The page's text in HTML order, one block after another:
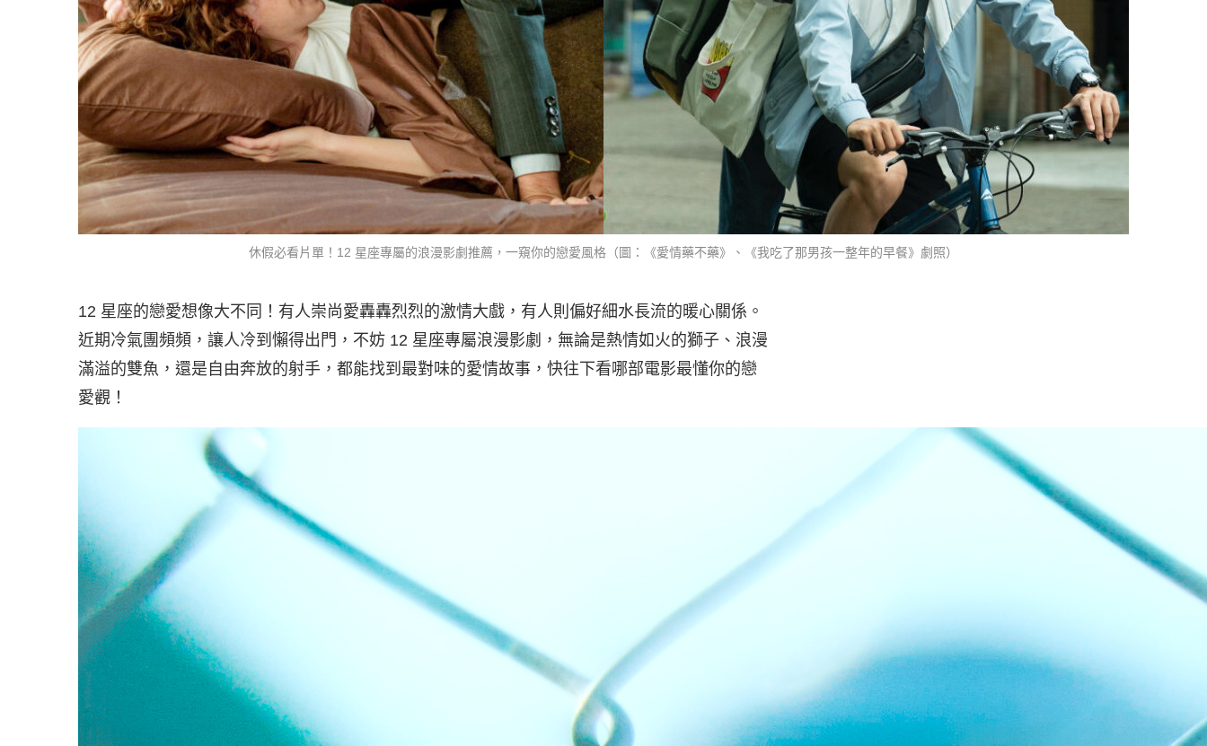
休假必看片單！12 星座專屬的浪漫影劇推薦，一窺你的戀愛風格（圖：《愛情藥不藥》、《我吃了那男孩一整年的早餐》劇照）
12 星座的戀愛想像大不同！有人崇尚愛轟轟烈烈的激情大戲，有人則偏好細水長流的暖心關係。
近期冷氣團頻頻，讓人冷到懶得出門，不妨 12 星座專屬浪漫影劇，無論是熱情如火的獅子、浪漫
滿溢的雙魚，還是自由奔放的射手，都能找到最對味的愛情故事，快往下看哪部電影最懂你的戀
愛觀！